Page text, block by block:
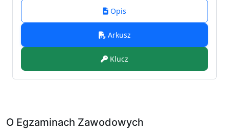
Opis
Arkusz
Klucz
O Egzaminach Zawodowych